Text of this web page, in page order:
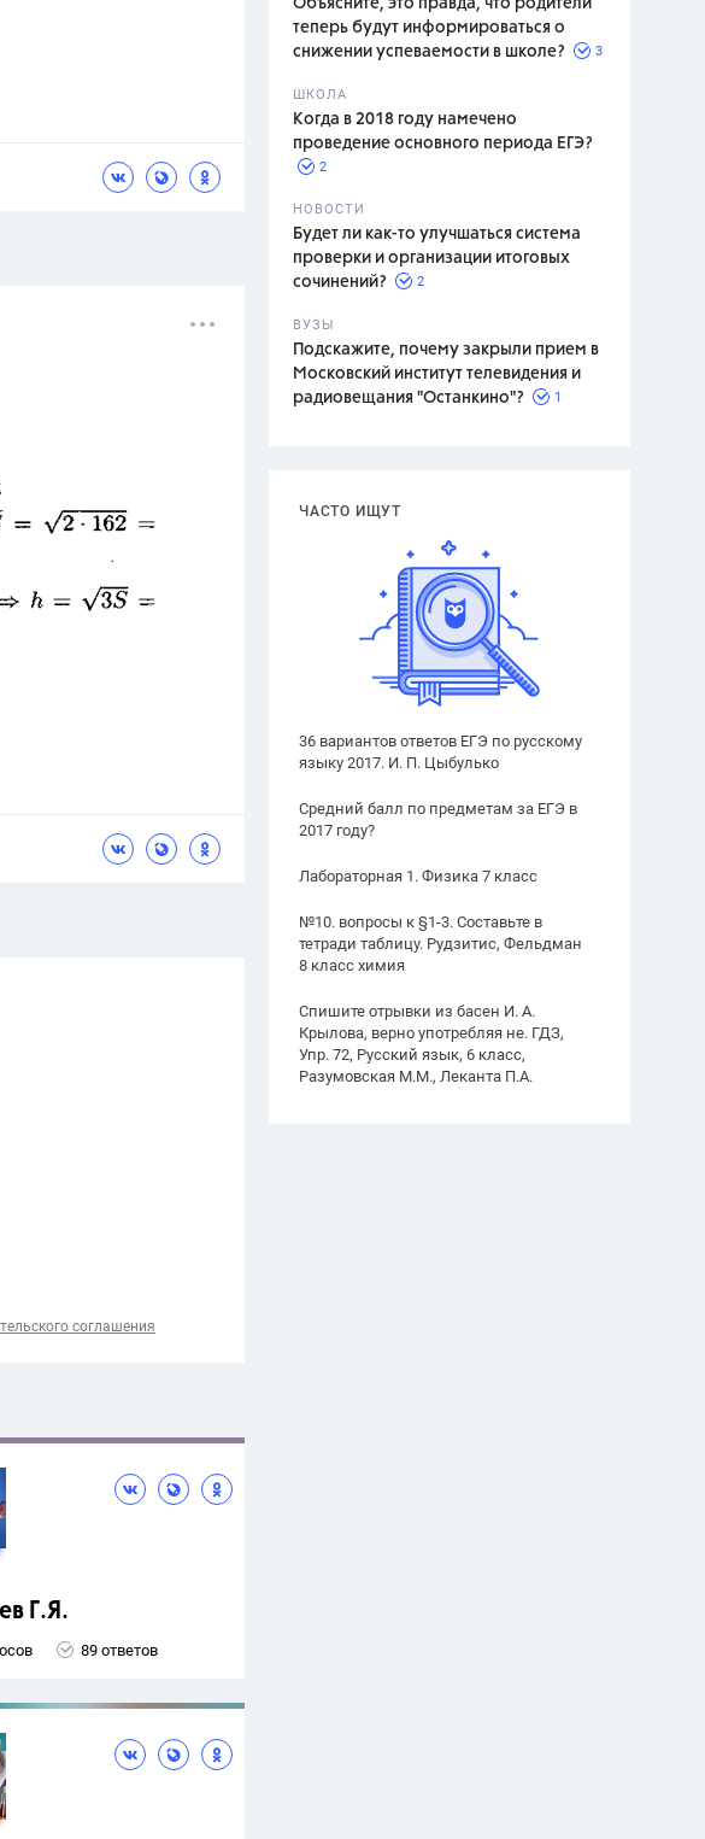
Объясните, это правда, что родители
теперь будут информироваться о
снижении успеваемости в школе?
3
ШКОЛА
Когда в 2018 году намечено
проведение основного периода ЕГЭ?
2
НОВОСТИ
Будет ли как-то улучшаться система
проверки и организации итоговых
сочинений?
2
ВУЗЫ
Подскажите, почему закрыли прием в
Московский институт телевидения и
радиовещания "Останкино"?
1
ЧАСТО ИЩУТ
36 вариантов ответов ЕГЭ по русскому
языку 2017. И. П. Цыбулько
Средний балл по предметам за ЕГЭ в
2017 году?
Лабораторная 1. Физика 7 класс
№10. вопросы к §1-3. Составьте в
тетради таблицу. Рудзитис, Фельдман
8 класс химия
Спишите отрывки из басен И. А.
Крылова, верно употребляя не. ГДЗ,
Упр. 72, Русский язык, 6 класс,
Разумовская М.М., Леканта П.А.
соглашения
Г.Я.
89 ответов